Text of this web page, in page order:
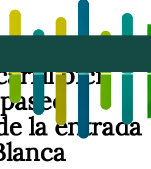
bici
la entrada